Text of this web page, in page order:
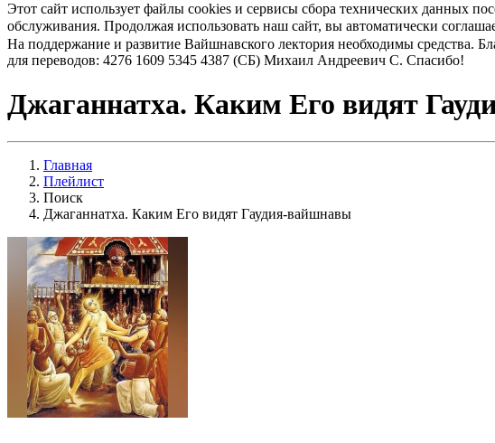
Этот сайт использует файлы cookies и сервисы сбора технических данных
обслуживания. Продолжая использовать наш сайт, вы автоматически
На поддержание и развитие Вайшнавского лектория необходимы средства.
для переводов: 4276 1609 5345 4387 (СБ) Михаил Андреевич С. Спасибо!
Джаганнатха. Каким Его видят
Главная
Плейлист
Поиск
Джаганнатха. Каким Его видят Гаудия-вайшнавы